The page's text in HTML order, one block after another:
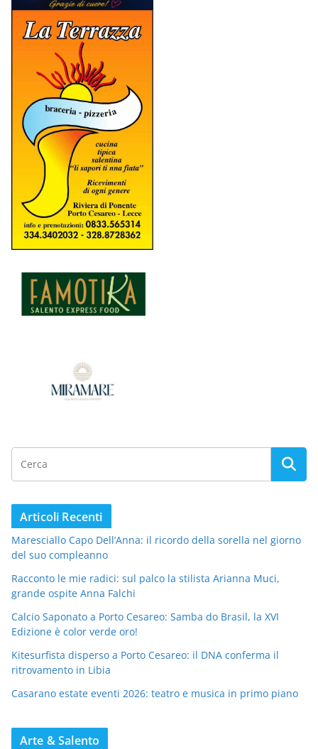
Articoli Recenti
Maresciallo Capo Dell’Anna: il ricordo della sorella nel giorno
del suo compleanno
Racconto le mie radici: sul palco la stilista Arianna Muci,
grande ospite Anna Falchi
Calcio Saponato a Porto Cesareo: Samba do Brasil, la XVI
Edizione è color verde oro!
Kitesurfista disperso a Porto Cesareo: il DNA conferma il
ritrovamento in Libia
Casarano estate eventi 2026: teatro e musica in primo piano
Arte & Salento